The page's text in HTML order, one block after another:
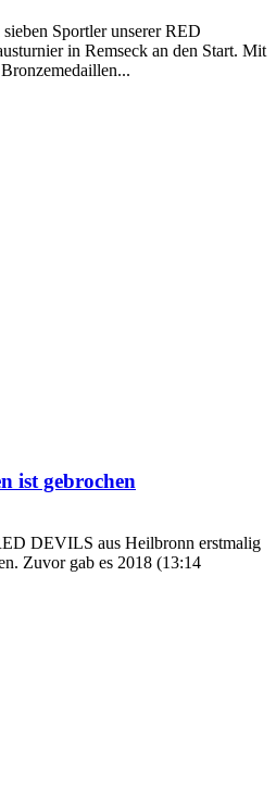
Sportler unserer RED
in Remseck an den Start. Mit
ist gebrochen
DEVILS aus Heilbronn erstmalig
Zuvor gab es 2018 (13:14